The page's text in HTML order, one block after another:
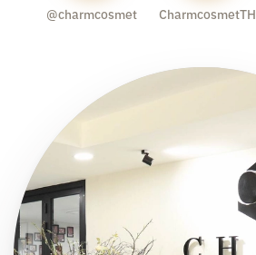
@charmcosmet CharmcosmetTH